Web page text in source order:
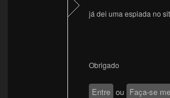
já dei uma espiada no
Obrigado
Entre ou Faça-se